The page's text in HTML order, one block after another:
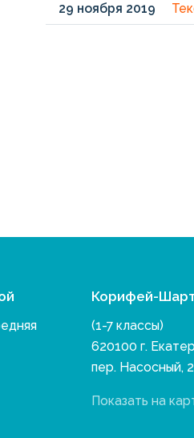
29 ноября 2019
Корифей-
(1-7 классы)
620100 г.
пер. Насосный,
Показать на